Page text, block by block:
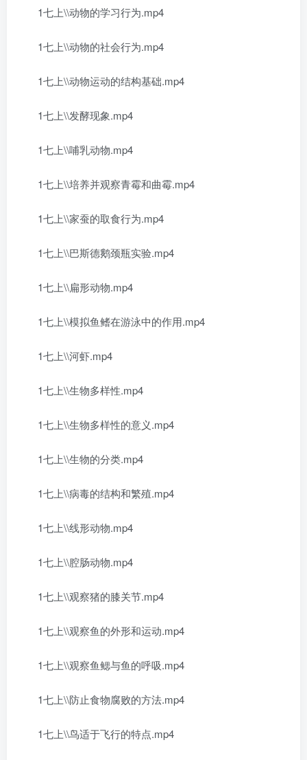
1七上\\动物的学习行为.mp4
1七上\\动物的社会行为.mp4
1七上\\动物运动的结构基础.mp4
1七上\\发酵现象.mp4
1七上\\哺乳动物.mp4
1七上\\培养并观察青霉和曲霉.mp4
1七上\\家蚕的取食行为.mp4
1七上\\巴斯德鹅颈瓶实验.mp4
1七上\\扁形动物.mp4
1七上\\模拟鱼鳍在游泳中的作用.mp4
1七上\\河虾.mp4
1七上\\生物多样性.mp4
1七上\\生物多样性的意义.mp4
1七上\\生物的分类.mp4
1七上\\病毒的结构和繁殖.mp4
1七上\\线形动物.mp4
1七上\\腔肠动物.mp4
1七上\\观察猪的膝关节.mp4
1七上\\观察鱼的外形和运动.mp4
1七上\\观察鱼鳃与鱼的呼吸.mp4
1七上\\防止食物腐败的方法.mp4
1七上\\鸟适于飞行的特点.mp4